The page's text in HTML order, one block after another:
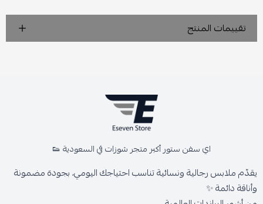
تقييمات المنتج
اي سفن ستور أكبر متجر شوزات في السعودية 👟
يقدّم ملابس رجالية ونسائية تناسب احتياجك اليومي، بجودة مضمونة
وأناقة دائمة ✨